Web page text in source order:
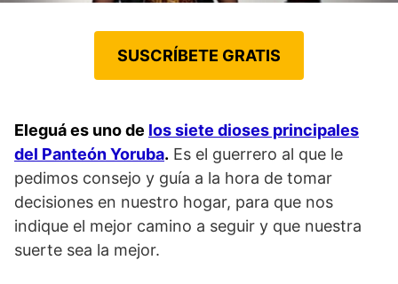
SUSCRÍBETE GRATIS
Eleguá es uno de los siete dioses principales
del Panteón Yoruba. Es el guerrero al que le
pedimos consejo y guía a la hora de tomar
decisiones en nuestro hogar, para que nos
indique el mejor camino a seguir y que nuestra
suerte sea la mejor.